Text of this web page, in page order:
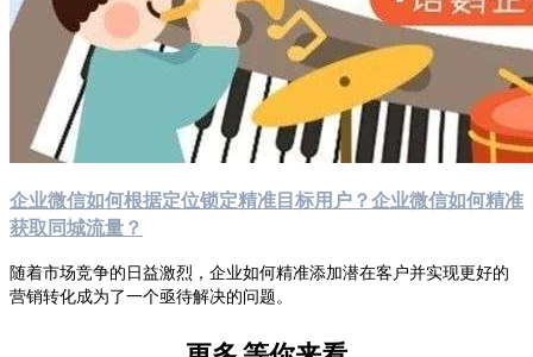
企业微信如何根据定位锁定精准目标用户？企业微信如何精准
获取同城流量？
随着市场竞争的日益激烈，企业如何精准添加潜在客户并实现更好的
营销转化成为了一个亟待解决的问题。